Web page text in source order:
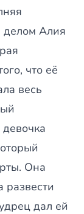
Алия
что её
весь
Она
развести
дал ей